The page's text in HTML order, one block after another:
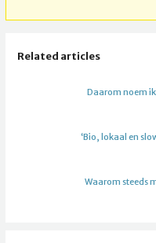
Related articles
Daarom noem
‘Bio, lokaal en
Waarom steeds